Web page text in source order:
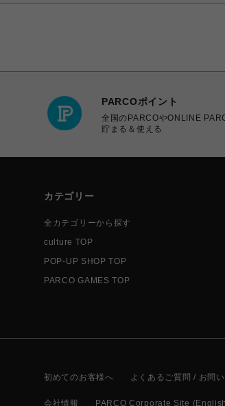
PARCOポイント
全国のPARCOやONLINE
貯まる＆使える
カテゴリー
全カテゴリーから探す
culture TOP
POP-UP SHOP TOP
PARCO GAMES TOP
初めてのお客様へ よくあるご質問 / お問
会社情報 PARCO Corporate Site